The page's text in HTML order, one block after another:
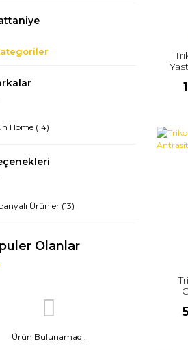
Home (14)
Ürünler (13)
Olanlar
Ürün Bulunamadı.